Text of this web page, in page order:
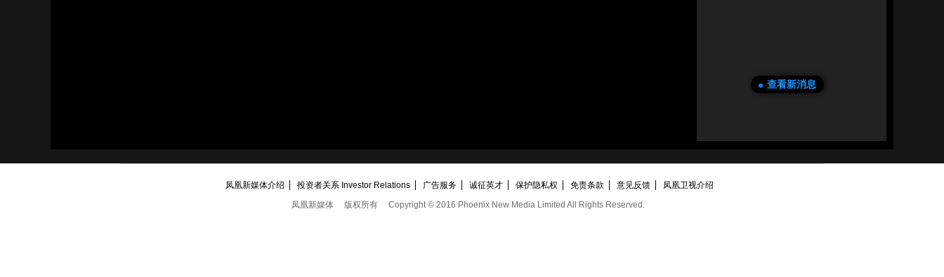
查看新消息
凤凰新媒体介绍 投资者关系 Investor Relations 广告服务 诚征英才 保护隐私权 免责条款 意见反馈
凤凰卫视介绍
凤凰新媒体
版权所有 Copyright © 2016 Phoenix New Media Limited All Rights Reserved.